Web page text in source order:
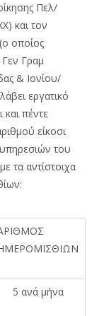
Πελ/
και τον
οποίος
Γραμ
& Ιονίου/
εργατικό
πέντε
είκοσι
του
τα αντίστοιχα
5 ανά μήνα